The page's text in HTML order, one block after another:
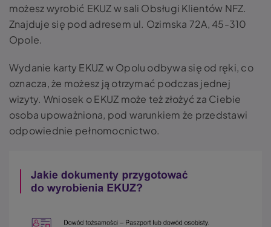
możesz wyrobić EKUZ w sali Obsługi Klientów NFZ.
Znajduje się pod adresem ul. Ozimska 72A, 45-310
Opole.
Wydanie karty EKUZ w Opolu odbywa się od ręki, co
oznacza, że możesz ją otrzymać podczas jednej
wizyty. Wniosek o EKUZ może też złożyć za Ciebie
osoba upoważniona, pod warunkiem że przedstawi
odpowiednie pełnomocnictwo.